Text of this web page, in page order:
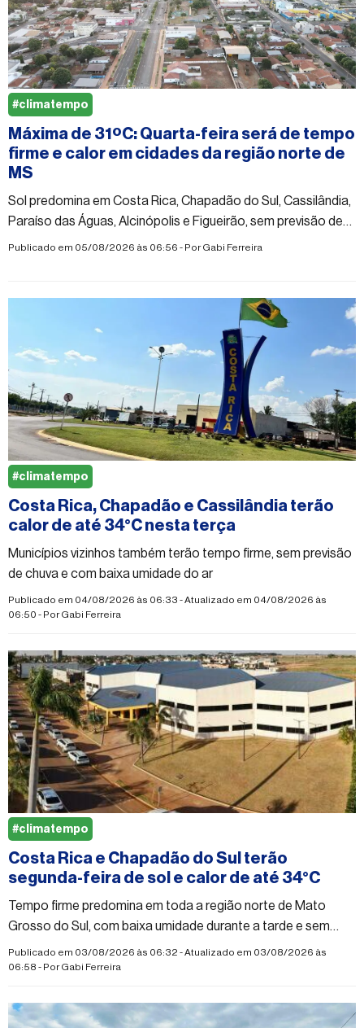
Máxima de 31ºC: Quarta-feira será de tempo
firme e calor em cidades da região norte de
MS
Sol predomina em Costa Rica, Chapadão do Sul, Cassilândia,
Paraíso das Águas, Alcinópolis e Figueirão, sem previsão de
chuva
Publicado em 05/08/2026 às 06:56 - PorGabi Ferreira
#climatempo
Costa Rica, Chapadão e Cassilândia terão
calor de até 34°C nesta terça
Municípios vizinhos também terão tempo firme, sem previsão
de chuva e com baixa umidade do ar
Publicado em 04/08/2026 às 06:33 - Atualizado em 04/08/2026 às
06:50 - PorGabi Ferreira
#climatempo
Costa Rica e Chapadão do Sul terão
segunda-feira de sol e calor de até 34°C
Tempo firme predomina em toda a região norte de Mato
Grosso do Sul, com baixa umidade durante a tarde e sem
previsão de chuva
Publicado em 03/08/2026 às 06:32 - Atualizado em 03/08/2026 às
06:58 - PorGabi Ferreira
#climatempo